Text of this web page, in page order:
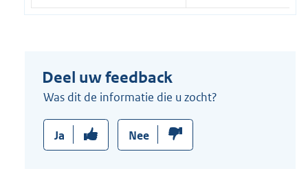
k
Deel uw feedback
Was dit de informatie die u zocht?
Ja Nee